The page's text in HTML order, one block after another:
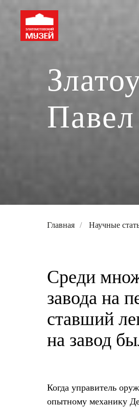
Главная / Научные
Среди
завода на
ставший
на завод
Когда управитель
опытному механику